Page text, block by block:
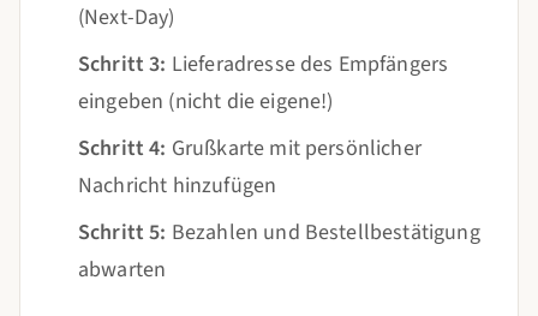
(Next-Day)
Schritt 3: Lieferadresse des Empfängers
eingeben (nicht die eigene!)
Schritt 4: Grußkarte mit persönlicher
Nachricht hinzufügen
Schritt 5: Bezahlen und Bestellbestätigung
abwarten